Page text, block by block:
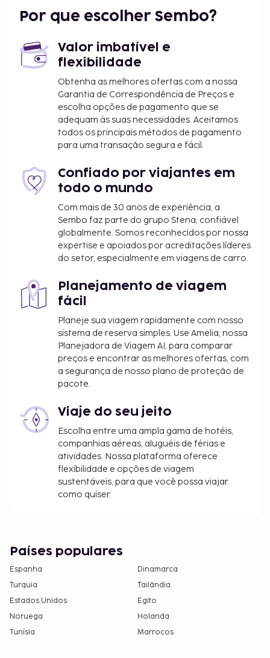
Os aeroportos mais próximos são:
Aeroporto Internacional Sabiha Gokcen (SAW) - 43,8
Istambul (IST) - 42,3 km/26,3 mi
O aeroporto preferencial para chegar até La Vien
Hotel Old City é o Istambul (IST).
As principais comodidades incluem acesso à
internet com fios grátis, um serviço de limpeza a
seco e armazenamento de bagagem. O hotel
disponibiliza transporte de/para o aeroporto
Algumas das comodidades e serviços em destaque
incluem Wi-fi grátis, serviços de concierge e um
salão de banquetes. Peça o seu cocktail favorito no
bar/lounge.
Taxa de transporte de/para o aeroporto: 5 EUR
por veículo (só ida, ocupação máxima de 5)
Transporte de/para o aeroporto por criança: 1
EUR (só ida), para crianças até aos 18 anos
A lista anterior pode não estar completa. As taxas e
os depósitos podem não incluir impostos e estão
sujeitos a alterações.
Não são permitidos animais de estimação
neste alojamento, incluindo animais de
Por que escolher Sembo?
Valor imbatível e
flexibilidade
Obtenha as melhores ofertas com a nossa
Garantia de Correspondência de Preços e
escolha opções de pagamento que se
adequam às suas necessidades. Aceitamos
todos os principais métodos de pagamento
para uma transação segura e fácil.
Confiado por viajantes em
todo o mundo
Com mais de 30 anos de experiência, a
Sembo faz parte do grupo Stena, confiável
globalmente. Somos reconhecidos por nossa
expertise e apoiados por acreditações líderes
do setor, especialmente em viagens de carro.
Planejamento de viagem
fácil
Planeje sua viagem rapidamente com nosso
sistema de reserva simples. Use Amelia, nossa
Planejadora de Viagem AI, para comparar
preços e encontrar as melhores ofertas, com
a segurança de nosso plano de proteção de
pacote.
Viaje do seu jeito
Escolha entre uma ampla gama de hotéis,
companhias aéreas, aluguéis de férias e
atividades. Nossa plataforma oferece
flexibilidade e opções de viagem
sustentáveis, para que você possa viajar
como quiser.
Países populares
Espanha
Dinamarca
Turquia
Tailândia
Estados Unidos
Egito
Noruega
Holanda
Tunísia
Marrocos